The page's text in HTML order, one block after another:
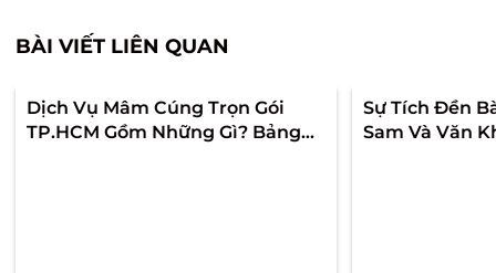
BÀI VIẾT LIÊN QUAN
Dịch Vụ Mâm Cúng Trọn Gói
TP.HCM Gồm Những Gì? Bảng
Sự Tích Đền
Sam Và Văn